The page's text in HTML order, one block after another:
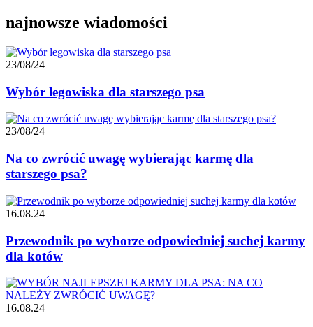
najnowsze wiadomości
23/08/24
Wybór legowiska dla starszego psa
23/08/24
Na co zwrócić uwagę wybierając karmę dla
starszego psa?
16.08.24
Przewodnik po wyborze odpowiedniej suchej karmy
dla kotów
16.08.24